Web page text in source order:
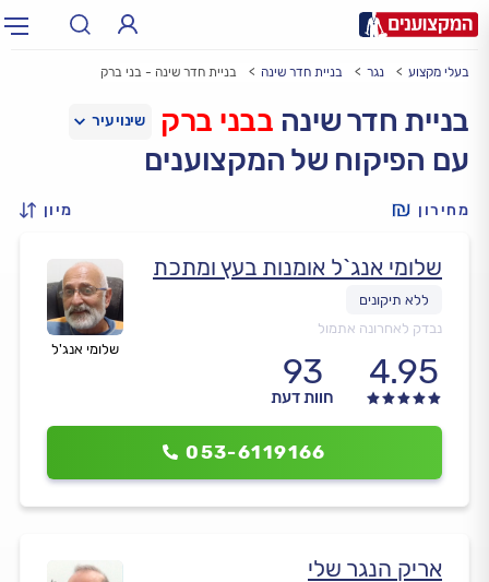
עירעיר: תל אביב, חיפה…
בעלי מקצוע נגר בניית חדר שינה בניית חדר שינה - בני ברק
בניית חדר שינה בבני ברק
עם הפיקוח של המקצוענים
מחירון מיון
שלומי אנג'ל
שלומי אנג`ל אומנות בעץ ומתכת
נבדק לאחרונה אתמול
4.95
93
חוות דעת
053-6119166
אריק הנגר שלי